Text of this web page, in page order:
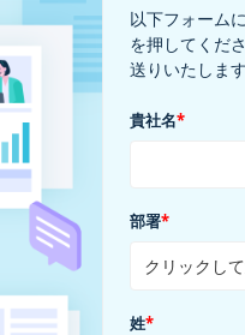
以下フォーム
を押してくだ
送りいたします
貴社名*
部署*
姓*